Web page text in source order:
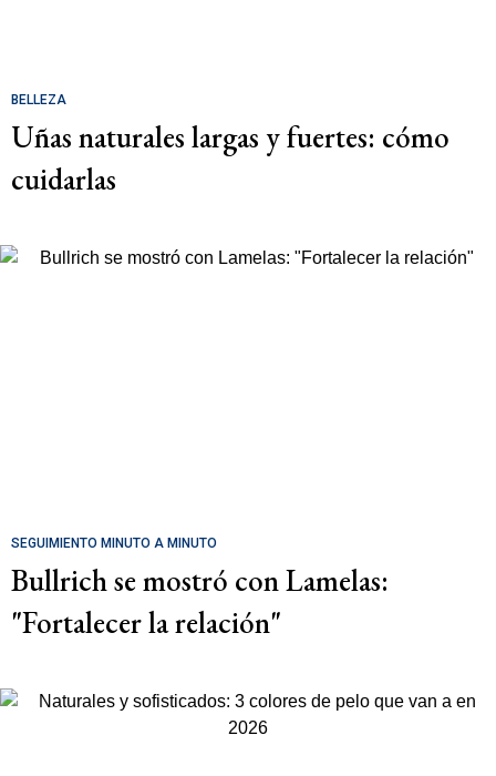
BELLEZA
Uñas naturales largas y fuertes: cómo
cuidarlas
SEGUIMIENTO MINUTO A MINUTO
Bullrich se mostró con Lamelas:
"Fortalecer la relación"